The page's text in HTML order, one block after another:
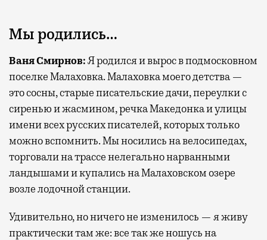
Мы родились…
Ваня Смирнов:Я родился и вырос в подмосковном
поселке Малаховка. Малаховка моего детства —
это сосны, старые писательские дачи, переулки с
сиренью и жасмином, речка Македонка и улицы
имени всех русских писателей, которых только
можно вспомнить. Мы носились на велосипедах,
торговали на трассе нелегально нарванными
ландышами и купались на Малаховском озере
возле лодочной станции.
Удивительно, но ничего не изменилось — я живу
практически там же: все так же ношусь на